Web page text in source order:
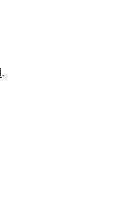
.